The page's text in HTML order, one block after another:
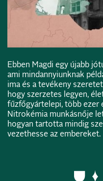
Ebben Magdi egy újabb
ami mindannyiunknak
ima és a tevékeny
hogy szerzetes legyen,
fűzfőgyártelepi, több ezer
Nitrokémia munkásnője
hogyan tartotta mindig
vezethesse az embereket.